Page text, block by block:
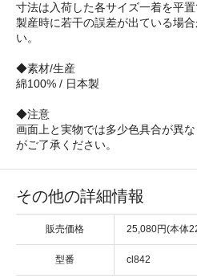
寸法は入荷した各サイズ一着を平置
製産時に若干の誤差が出ている場
い。
◆素材/生産
綿100% / 日本製
◆注意
画面上と実物では多少色具合が異
がご了承ください。
その他の詳細情報
販売価格 25,080円(本体
型番 cl842